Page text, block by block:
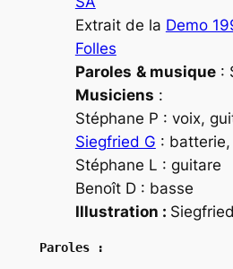
Extrait de la Demo
Folles
Paroles & musique:
Musiciens :
Stéphane P : voix,
Siegfried G :
Stéphane L : guitare
Benoît D : basse
Illustration :
Paroles :